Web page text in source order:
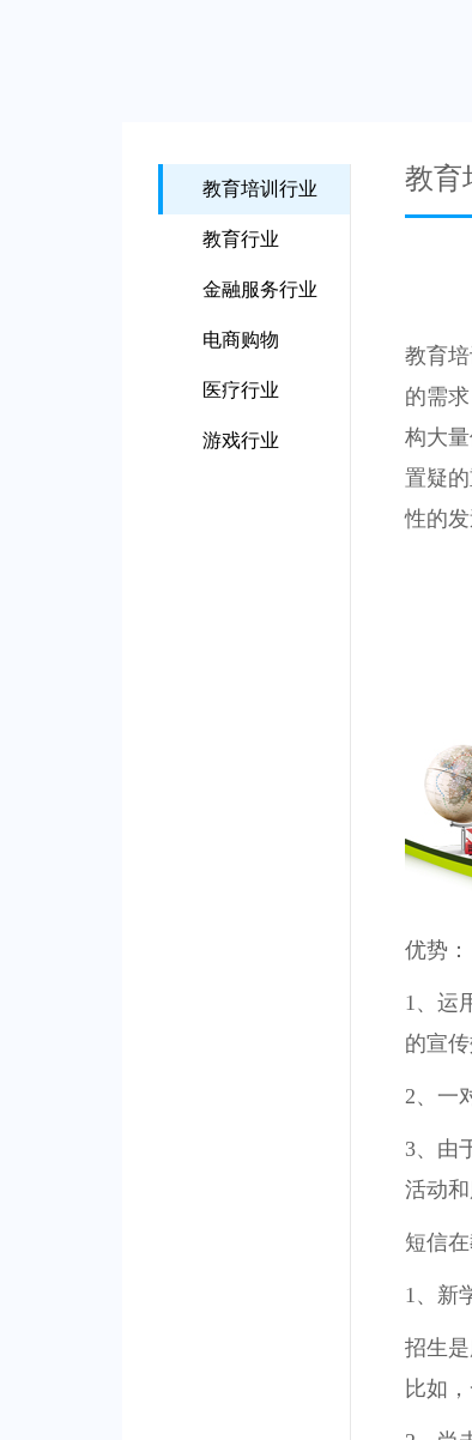
教育培训行业
教育行业
金融服务行业
电商购物
医疗行业
游戏行业
教育
教育
的需
构大
置疑
性的
优势：
1、运
的宣传
2、一
3、由
活动和
短信
1、新
招生
比如